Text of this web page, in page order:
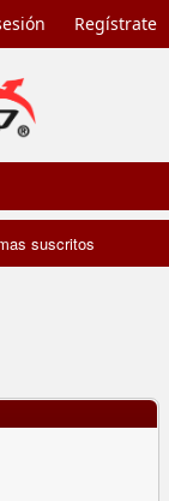
Regístrate
suscritos